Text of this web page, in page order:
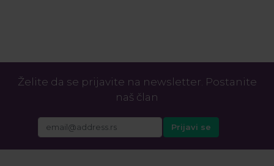
Želite da se prijavite na newsletter. Postanite
naš član